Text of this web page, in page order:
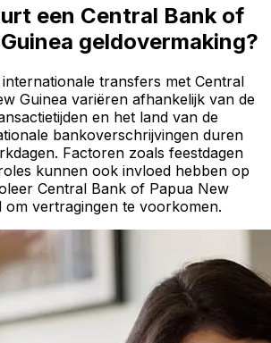
een Central Bank of
geldovermaking?
transfers met Central
Guinea variëren afhankelijk van de
en het land van de
bankoverschrijvingen duren
Factoren zoals feestdagen
kunnen ook invloed hebben op
Central Bank of Papua New
om vertragingen te voorkomen.